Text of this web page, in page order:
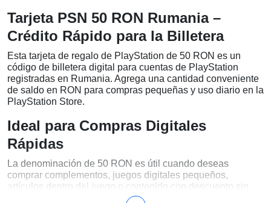
Tarjeta PSN 50 RON Rumania –
Crédito Rápido para la Billetera
Esta tarjeta de regalo de PlayStation de 50 RON es un
código de billetera digital para cuentas de PlayStation
registradas en Rumania. Agrega una cantidad conveniente
de saldo en RON para compras pequeñas y uso diario en la
PlayStation Store.
Ideal para Compras Digitales
Rápidas
La denominación de 50 RON es útil cuando deseas
comprar complementos, juegos digitales pequeños,
artículos dentro del juego o contenido con descuento sin
añadir un saldo grande a tu cuenta.